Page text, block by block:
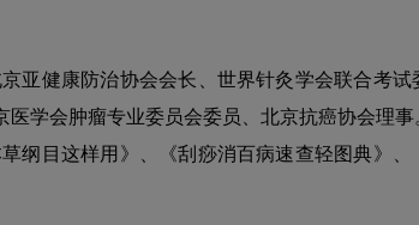
亚健康防治协会会长、世界针灸学会联合考试
学会肿瘤专业委员会委员、北京抗癌协会理
纲目这样用》、《刮痧消百病速查轻图典》、